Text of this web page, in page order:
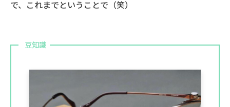
で、これまでということで（笑）
豆知識